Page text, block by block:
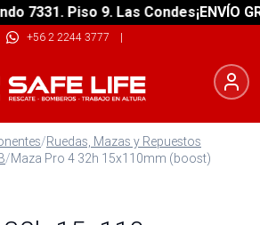
7331. Piso 9. Las Condes¡ENVÍO
+56 2 2244 3777 |
/Ruedas, Mazas y Repuestos
/Maza Pro 4 32h 15x110mm (boost)